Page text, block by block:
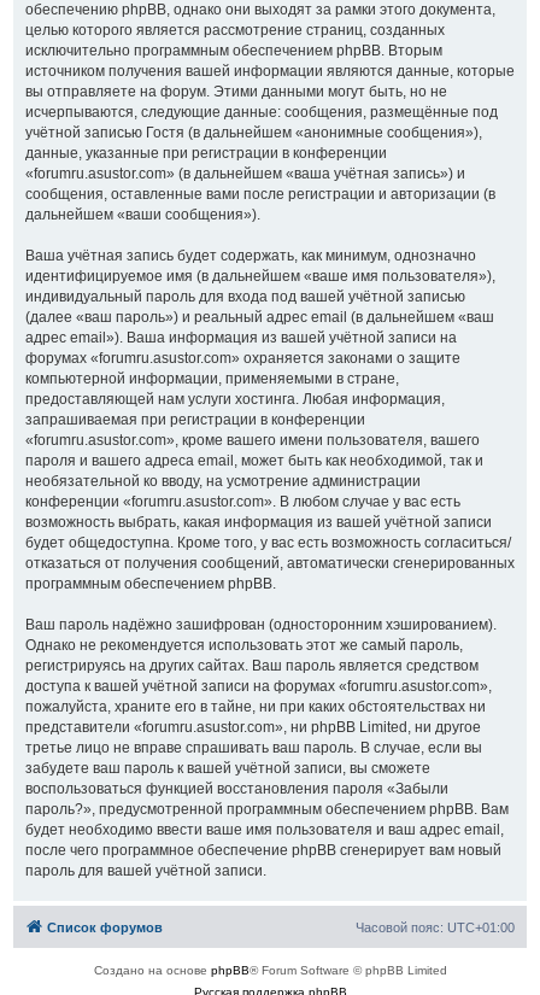
обеспечению phpBB, однако они выходят за рамки этого документа,
целью которого является рассмотрение страниц, созданных
исключительно программным обеспечением phpBB. Вторым
источником получения вашей информации являются данные, которые
вы отправляете на форум. Этими данными могут быть, но не
исчерпываются, следующие данные: сообщения, размещённые под
учётной записью Гостя (в дальнейшем «анонимные сообщения»),
данные, указанные при регистрации в конференции
«forumru.asustor.com» (в дальнейшем «ваша учётная запись») и
сообщения, оставленные вами после регистрации и авторизации (в
дальнейшем «ваши сообщения»).
Ваша учётная запись будет содержать, как минимум, однозначно
идентифицируемое имя (в дальнейшем «ваше имя пользователя»),
индивидуальный пароль для входа под вашей учётной записью
(далее «ваш пароль») и реальный адрес email (в дальнейшем «ваш
адрес email»). Ваша информация из вашей учётной записи на
форумах «forumru.asustor.com» охраняется законами о защите
компьютерной информации, применяемыми в стране,
предоставляющей нам услуги хостинга. Любая информация,
запрашиваемая при регистрации в конференции
«forumru.asustor.com», кроме вашего имени пользователя, вашего
пароля и вашего адреса email, может быть как необходимой, так и
необязательной ко вводу, на усмотрение администрации
конференции «forumru.asustor.com». В любом случае у вас есть
возможность выбрать, какая информация из вашей учётной записи
будет общедоступна. Кроме того, у вас есть возможность согласиться/
отказаться от получения сообщений, автоматически сгенерированных
программным обеспечением phpBB.
Ваш пароль надёжно зашифрован (односторонним хэшированием).
Однако не рекомендуется использовать этот же самый пароль,
регистрируясь на других сайтах. Ваш пароль является средством
доступа к вашей учётной записи на форумах «forumru.asustor.com»,
пожалуйста, храните его в тайне, ни при каких обстоятельствах ни
представители «forumru.asustor.com», ни phpBB Limited, ни другое
третье лицо не вправе спрашивать ваш пароль. В случае, если вы
забудете ваш пароль к вашей учётной записи, вы сможете
воспользоваться функцией восстановления пароля «Забыли
пароль?», предусмотренной программным обеспечением phpBB. Вам
будет необходимо ввести ваше имя пользователя и ваш адрес email,
после чего программное обеспечение phpBB сгенерирует вам новый
пароль для вашей учётной записи.
Список форумов Часовой пояс: UTC+01:00
Создано на основе phpBB® Forum Software © phpBB Limited
Русская поддержка phpBB